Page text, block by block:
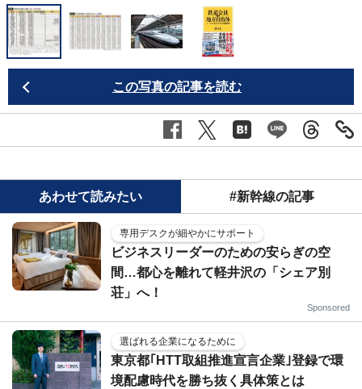
この写真の記事を読む
あわせて読みたい #新幹線の記事
専用デスクが細やかにサポート
ビジネスリーダーのための安らぎの空
間…都心を離れて軽井沢の「シェア別
荘」へ！
Sponsored
選ばれる企業になるために
東京都｢HTT取組推進宣言企業｣登録で環
境配慮時代を勝ち抜く具体策とは